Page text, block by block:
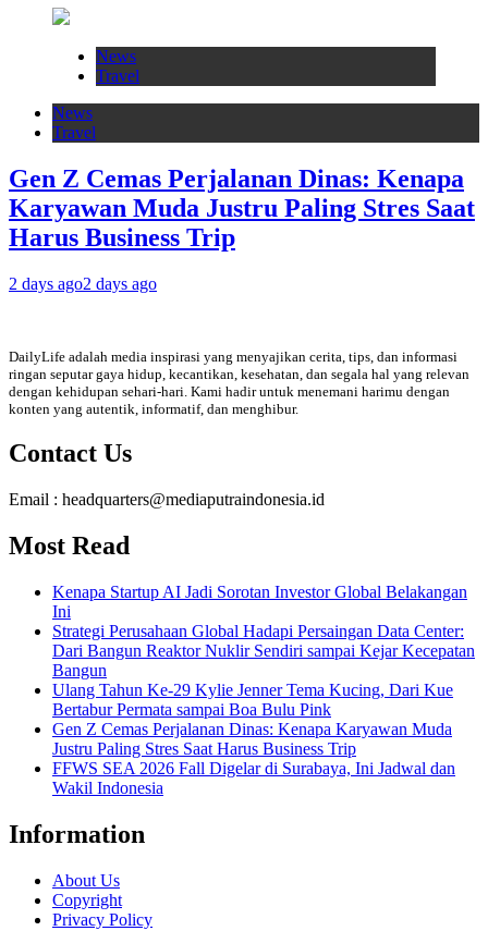
News
Travel
News
Travel
Gen Z Cemas Perjalanan Dinas: Kenapa
Karyawan Muda Justru Paling Stres Saat
Harus Business Trip
2 days ago2 days ago
DailyLife adalah media inspirasi yang menyajikan cerita, tips, dan informasi
ringan seputar gaya hidup, kecantikan, kesehatan, dan segala hal yang relevan
dengan kehidupan sehari-hari. Kami hadir untuk menemani harimu dengan
konten yang autentik, informatif, dan menghibur.
Contact Us
Email : headquarters@mediaputraindonesia.id
Most Read
Kenapa Startup AI Jadi Sorotan Investor Global Belakangan
Ini
Strategi Perusahaan Global Hadapi Persaingan Data Center:
Dari Bangun Reaktor Nuklir Sendiri sampai Kejar Kecepatan
Bangun
Ulang Tahun Ke-29 Kylie Jenner Tema Kucing, Dari Kue
Bertabur Permata sampai Boa Bulu Pink
Gen Z Cemas Perjalanan Dinas: Kenapa Karyawan Muda
Justru Paling Stres Saat Harus Business Trip
FFWS SEA 2026 Fall Digelar di Surabaya, Ini Jadwal dan
Wakil Indonesia
Information
About Us
Copyright
Privacy Policy